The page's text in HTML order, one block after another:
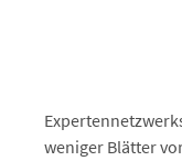
weniger Blätter